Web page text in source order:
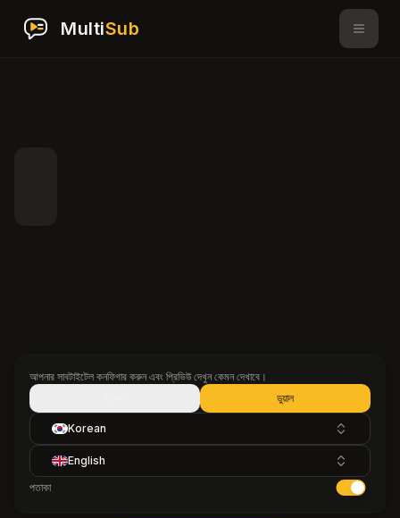
MultiSub
আপনার সাবটাইটেল কনফিগার করুন এবং প্রিভিউ দেখুন কেমন দেখাবে।
ডুয়াল
Korean
English
পতাকা